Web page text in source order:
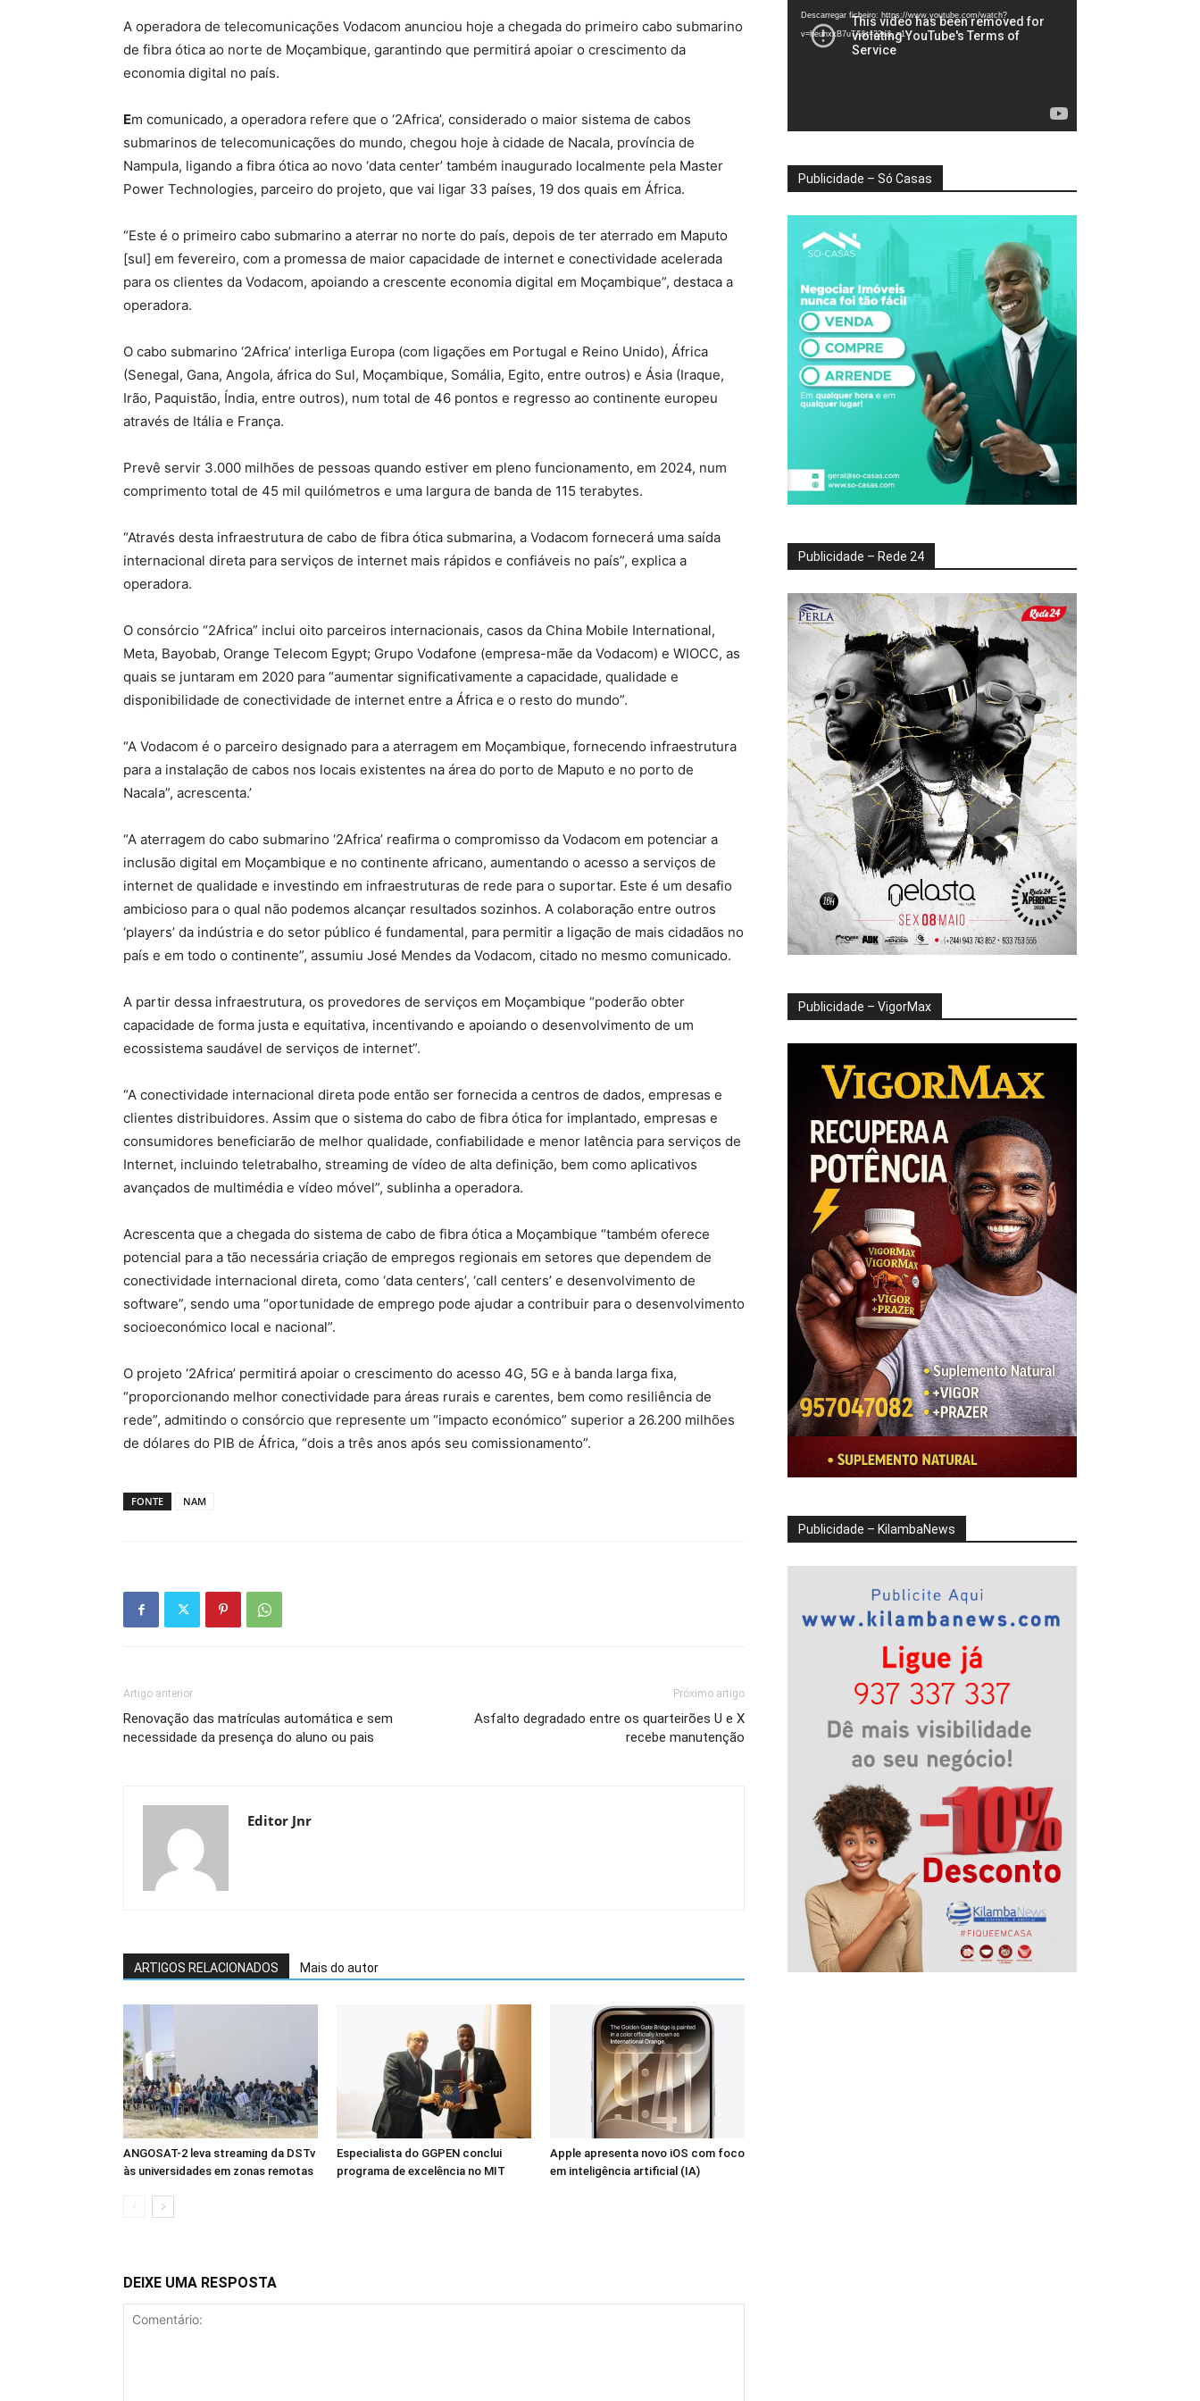
A operadora de telecomunicações Vodacom anunciou hoje a chegada do primeiro cabo submarino
de fibra ótica ao norte de Moçambique, garantindo que permitirá apoiar o crescimento da
economia digital no país.
Em comunicado, a operadora refere que o ‘2Africa’, considerado o maior sistema de cabos
submarinos de telecomunicações do mundo, chegou hoje à cidade de Nacala, província de
Nampula, ligando a fibra ótica ao novo ‘data center’ também inaugurado localmente pela Master
Power Technologies, parceiro do projeto, que vai ligar 33 países, 19 dos quais em África.
“Este é o primeiro cabo submarino a aterrar no norte do país, depois de ter aterrado em Maputo
[sul] em fevereiro, com a promessa de maior capacidade de internet e conectividade acelerada
para os clientes da Vodacom, apoiando a crescente economia digital em Moçambique”, destaca a
operadora.
O cabo submarino ‘2Africa’ interliga Europa (com ligações em Portugal e Reino Unido), África
(Senegal, Gana, Angola, áfrica do Sul, Moçambique, Somália, Egito, entre outros) e Ásia (Iraque,
Irão, Paquistão, Índia, entre outros), num total de 46 pontos e regresso ao continente europeu
através de Itália e França.
Prevê servir 3.000 milhões de pessoas quando estiver em pleno funcionamento, em 2024, num
comprimento total de 45 mil quilómetros e uma largura de banda de 115 terabytes.
“Através desta infraestrutura de cabo de fibra ótica submarina, a Vodacom fornecerá uma saída
internacional direta para serviços de internet mais rápidos e confiáveis no país”, explica a
operadora.
O consórcio “2Africa” inclui oito parceiros internacionais, casos da China Mobile International,
Meta, Bayobab, Orange Telecom Egypt; Grupo Vodafone (empresa-mãe da Vodacom) e WIOCC, as
quais se juntaram em 2020 para “aumentar significativamente a capacidade, qualidade e
disponibilidade de conectividade de internet entre a África e o resto do mundo”.
“A Vodacom é o parceiro designado para a aterragem em Moçambique, fornecendo infraestrutura
para a instalação de cabos nos locais existentes na área do porto de Maputo e no porto de
Nacala”, acrescenta.’
“A aterragem do cabo submarino ‘2Africa’ reafirma o compromisso da Vodacom em potenciar a
inclusão digital em Moçambique e no continente africano, aumentando o acesso a serviços de
internet de qualidade e investindo em infraestruturas de rede para o suportar. Este é um desafio
ambicioso para o qual não podemos alcançar resultados sozinhos. A colaboração entre outros
‘players’ da indústria e do setor público é fundamental, para permitir a ligação de mais cidadãos no
país e em todo o continente”, assumiu José Mendes da Vodacom, citado no mesmo comunicado.
A partir dessa infraestrutura, os provedores de serviços em Moçambique “poderão obter
capacidade de forma justa e equitativa, incentivando e apoiando o desenvolvimento de um
ecossistema saudável de serviços de internet”.
“A conectividade internacional direta pode então ser fornecida a centros de dados, empresas e
clientes distribuidores. Assim que o sistema do cabo de fibra ótica for implantado, empresas e
consumidores beneficiarão de melhor qualidade, confiabilidade e menor latência para serviços de
Internet, incluindo teletrabalho, streaming de vídeo de alta definição, bem como aplicativos
avançados de multimédia e vídeo móvel”, sublinha a operadora.
Acrescenta que a chegada do sistema de cabo de fibra ótica a Moçambique “também oferece
potencial para a tão necessária criação de empregos regionais em setores que dependem de
conectividade internacional direta, como ‘data centers’, ‘call centers’ e desenvolvimento de
software”, sendo uma “oportunidade de emprego pode ajudar a contribuir para o desenvolvimento
socioeconómico local e nacional”.
O projeto ‘2Africa’ permitirá apoiar o crescimento do acesso 4G, 5G e à banda larga fixa,
“proporcionando melhor conectividade para áreas rurais e carentes, bem como resiliência de
rede”, admitindo o consórcio que represente um “impacto económico” superior a 26.200 milhões
de dólares do PIB de África, “dois a três anos após seu comissionamento”.
FONTE NAM
Artigo anterior
Renovação das matrículas automática e sem
necessidade da presença do aluno ou pais
Próximo artigo
Asfalto degradado entre os quarteirões U e X
recebe manutenção
Editor Jnr
ARTIGOS RELACIONADOS Mais do autor
ANGOSAT-2 leva streaming da DSTv
às universidades em zonas remotas
Especialista do GGPEN conclui
programa de excelência no MIT
Apple apresenta novo iOS com foco
em inteligência artificial (IA)
DEIXE UMA RESPOSTA
vídeo
Descarregar ficheiro: https://www.youtube.com/watch?
v=heunxxB7uTA&t=22s&_=1
Publicidade – Só Casas
Publicidade – Rede 24
Publicidade – VigorMax
Publicidade – KilambaNews